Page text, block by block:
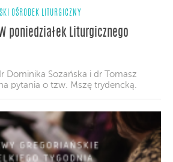
OŚRODEK LITURGICZNY
poniedziałek Liturgicznego
Dominika Sozańska i dr Tomasz
pytania o tzw. Mszę trydencką.